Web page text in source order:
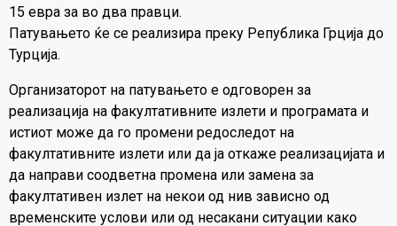
15 евра за во два правци.
Патувањето ќе се реализира преку Република Грција до
Турција.
Организаторот на патувањето е одговорен за
реализација на факултативните излети и програмата и
истиот може да го промени редоследот на
факултативните излети или да ја откаже реализацијата и
да направи соодветна промена или замена за
факултативен излет на некои од нив зависно од
временските услови или од несакани ситуации како